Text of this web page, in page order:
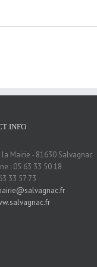
INFO
la Mairie - 81630 Salvagnac
: 05 63 33 50 18
33 57 73